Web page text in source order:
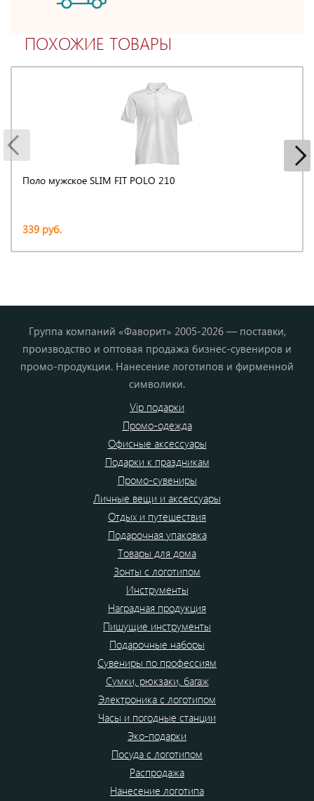
ПОХОЖИЕ ТОВАРЫ
Поло мужское SLIM FIT POLO 210
339 руб.
Группа компаний «Фаворит» 2005-2026 — поставки,
производство и оптовая продажа бизнес-сувениров и
промо-продукции. Нанесение логотипов и фирменной
символики.
Vip подарки
Промо-одежда
Офисные аксессуары
Подарки к праздникам
Промо-сувениры
Личные вещи и аксессуары
Отдых и путешествия
Подарочная упаковка
Товары для дома
Зонты с логотипом
Инструменты
Наградная продукция
Пишущие инструменты
Подарочные наборы
Сувениры по профессиям
Сумки, рюкзаки, багаж
Электроника с логотипом
Часы и погодные станции
Эко-подарки
Посуда с логотипом
Распродажа
Нанесение логотипа